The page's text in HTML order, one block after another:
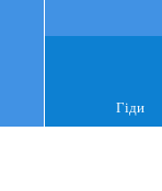
Гіди